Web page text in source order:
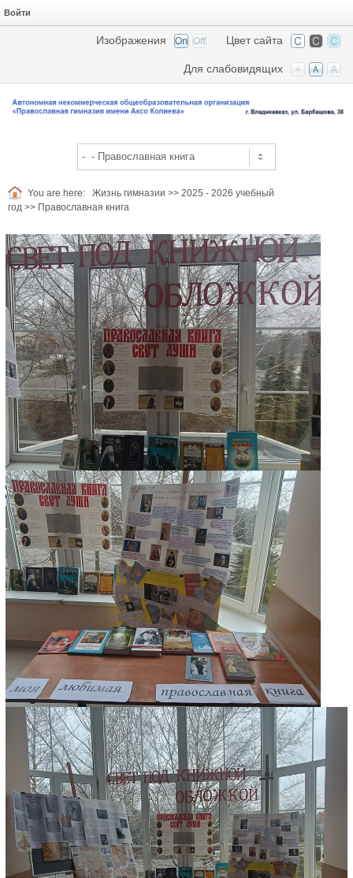
Войти
Цвет сайта
Изображения
Для слабовидящих
You are here: Жизнь гимназии >> 2025 - 2026 учебный
год >> Православная книга